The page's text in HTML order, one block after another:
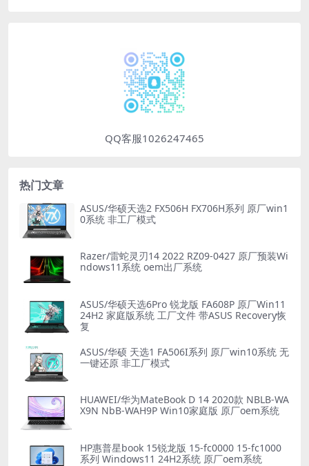
QQ客服1026247465
热门文章
ASUS/华硕天选2 FX506H FX706H系列 原厂win1
0系统 非工厂模式
Razer/雷蛇灵刃14 2022 RZ09-0427 原厂预装Wi
ndows11系统 oem出厂系统
ASUS/华硕天选6Pro 锐龙版 FA608P 原厂Win11
24H2 家庭版系统 工厂文件 带ASUS Recovery恢
复
ASUS/华硕 天选1 FA506I系列 原厂win10系统 无
一键还原 非工厂模式
HUAWEI/华为MateBook D 14 2020款 NBLB-WA
X9N NbB-WAH9P Win10家庭版 原厂oem系统
HP惠普星book 15锐龙版 15-fc0000 15-fc1000
系列 Windows11 24H2系统 原厂oem系统